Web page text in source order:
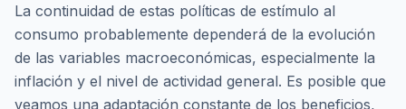
La continuidad de estas políticas de estímulo al
consumo probablemente dependerá de la evolución
de las variables macroeconómicas, especialmente la
inflación y el nivel de actividad general. Es posible que
veamos una adaptación constante de los beneficios,